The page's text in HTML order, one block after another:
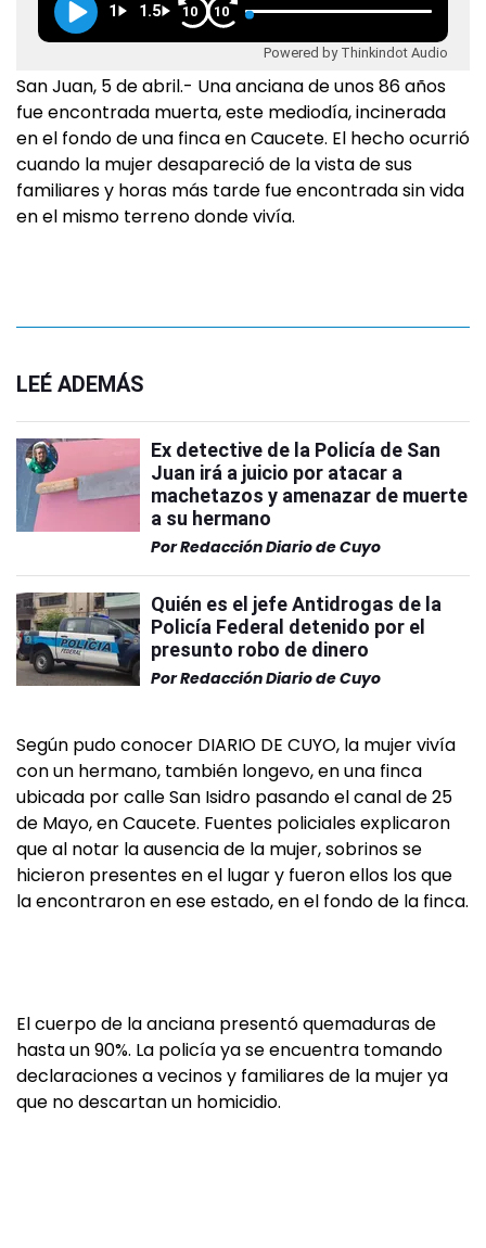
1 1.5 10 10
Powered by Thinkindot Audio
San Juan, 5 de abril.- Una anciana de unos 86 años
fue encontrada muerta, este mediodía, incinerada
en el fondo de una finca en Caucete. El hecho ocurrió
cuando la mujer desapareció de la vista de sus
familiares y horas más tarde fue encontrada sin vida
en el mismo terreno donde vivía.
LEÉ ADEMÁS
Ex detective de la Policía de San
Juan irá a juicio por atacar a
machetazos y amenazar de muerte
a su hermano
PorRedacción Diario de Cuyo
Quién es el jefe Antidrogas de la
Policía Federal detenido por el
presunto robo de dinero
PorRedacción Diario de Cuyo
Según pudo conocer DIARIO DE CUYO, la mujer vivía
con un hermano, también longevo, en una finca
ubicada por calle San Isidro pasando el canal de 25
de Mayo, en Caucete. Fuentes policiales explicaron
que al notar la ausencia de la mujer, sobrinos se
hicieron presentes en el lugar y fueron ellos los que
la encontraron en ese estado, en el fondo de la finca.
El cuerpo de la anciana presentó quemaduras de
hasta un 90%. La policía ya se encuentra tomando
declaraciones a vecinos y familiares de la mujer ya
que no descartan un homicidio.